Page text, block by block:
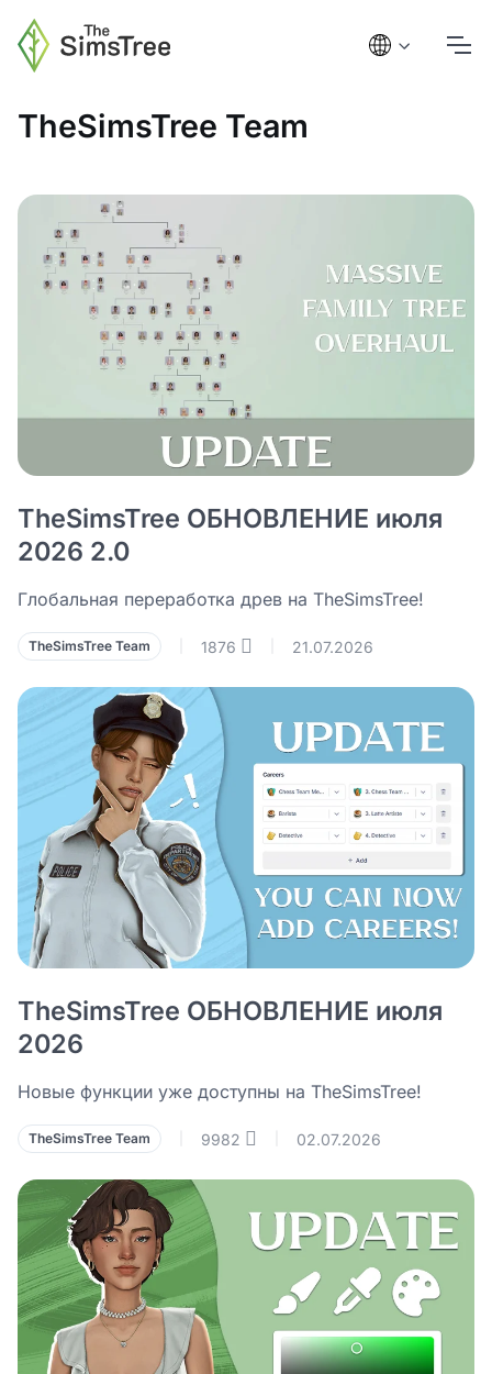
TheSimsTree Team
TheSimsTree ОБНОВЛЕНИЕ июля
2026 2.0
Глобальная переработка древ на TheSimsTree!
TheSimsTree Team 1876 21.07.2026
TheSimsTree ОБНОВЛЕНИЕ июля
2026
Новые функции уже доступны на TheSimsTree!
TheSimsTree Team 9982 02.07.2026